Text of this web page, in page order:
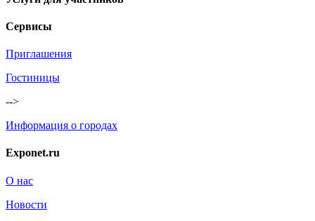
Сервисы
Приглашения
Гостиницы
-->
Информация о городах
Exponet.ru
О нас
Новости